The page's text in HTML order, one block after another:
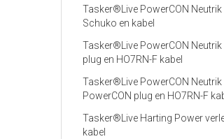
Tasker®Live PowerCON Neutrik
Schuko en kabel
Tasker®Live PowerCON Neutrik
plug en HO7RN-F kabel
Tasker®Live PowerCON Neutrik
PowerCON plug en HO7RN-F
Tasker®Live Harting Power
kabel